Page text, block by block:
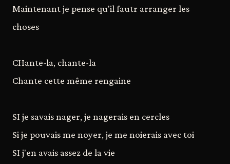
Maintenant je pense qu'il fautr arranger les
choses
CHante-la, chante-la
Chante cette même rengaine
SI je savais nager, je nagerais en cercles
Si je pouvais me noyer, je me noierais avec toi
SI j'en avais assez de la vie